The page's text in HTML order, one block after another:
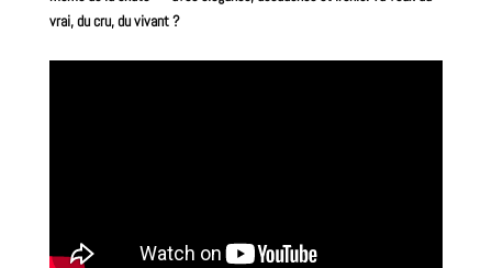
vrai, du cru, du vivant ?